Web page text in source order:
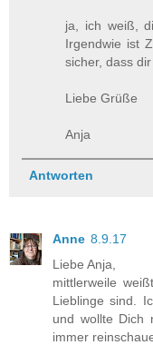
ja, ich weiß,
Irgendwie ist
sicher, dass
Liebe Grüße
Anja
Antworten
Anne 8.9.17
Liebe Anja,
mittlerweile
Lieblinge sind.
und wollte Dich
immer